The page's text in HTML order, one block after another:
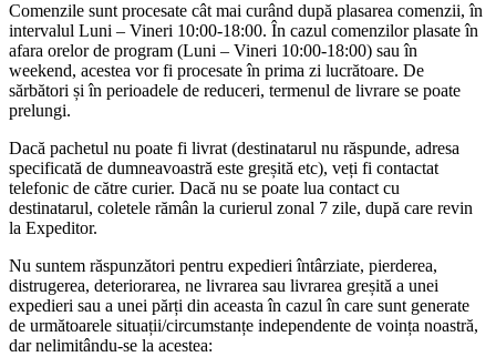
Comenzile sunt procesate cât mai curând după plasarea comenzii, în
intervalul Luni – Vineri 10:00-18:00. În cazul comenzilor plasate în
afara orelor de program (Luni – Vineri 10:00-18:00) sau în
weekend, acestea vor fi procesate în prima zi lucrătoare. De
sărbători și în perioadele de reduceri, termenul de livrare se poate
prelungi.
Dacă pachetul nu poate fi livrat (destinatarul nu răspunde, adresa
specificată de dumneavoastră este greșită etc), veți fi contactat
telefonic de către curier. Dacă nu se poate lua contact cu
destinatarul, coletele rămân la curierul zonal 7 zile, după care revin
la Expeditor.
Nu suntem răspunzători pentru expedieri întârziate, pierderea,
distrugerea, deteriorarea, ne livrarea sau livrarea greșită a unei
expedieri sau a unei părți din aceasta în cazul în care sunt generate
de următoarele situații/circumstanțe independente de voința noastră,
dar nelimitându-se la acestea: